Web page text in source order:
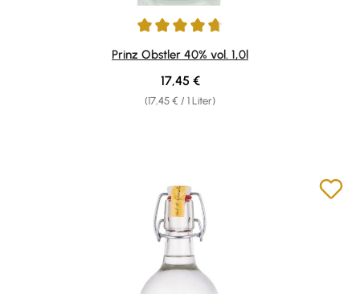
Durchschnittliche Bewertung von 4.81 von 5 Sternen
Prinz Obstler 40% vol. 1,0l
(17,45 € / 1 Liter)
Regulärer Preis:
17,45 €